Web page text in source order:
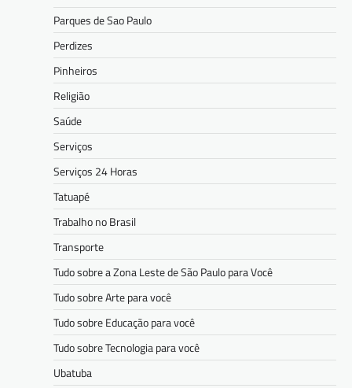
Parques de Sao Paulo
Perdizes
Pinheiros
Religião
Saúde
Serviços
Serviços 24 Horas
Tatuapé
Trabalho no Brasil
Transporte
Tudo sobre a Zona Leste de São Paulo para Você
Tudo sobre Arte para você
Tudo sobre Educação para você
Tudo sobre Tecnologia para você
Ubatuba